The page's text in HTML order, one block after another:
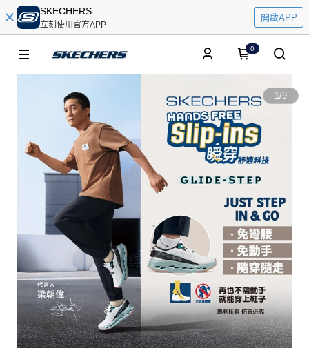
SKECHERS
立刻使用官方APP
開啟APP
0
1/9